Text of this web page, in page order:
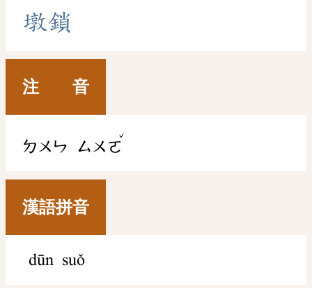
墩鎖
注 音
ㄉㄨㄣ ㄙㄨㄛ
ˇ
漢語拼音
dūn suǒ